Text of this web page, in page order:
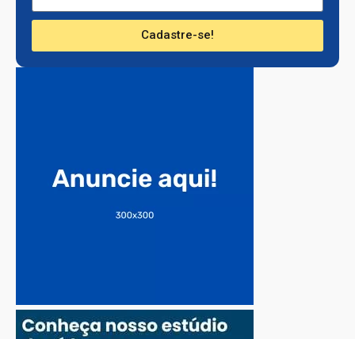
Cadastre-se!